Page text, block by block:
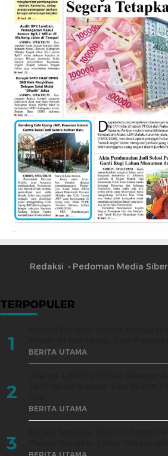
Redaksi Pedoman Media Siber
TERPOPULER
1 BERITA UTAMA
2
BERITA UTAMA
3